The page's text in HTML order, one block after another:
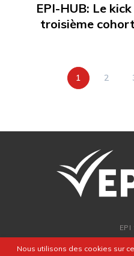
EPI-HUB: Le
troisième
Page
1 Page
2
Nous utilisons des cookies sur
EPI